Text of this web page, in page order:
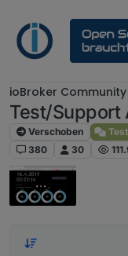
ioBroker
Test/Support
Verschoben
380
30